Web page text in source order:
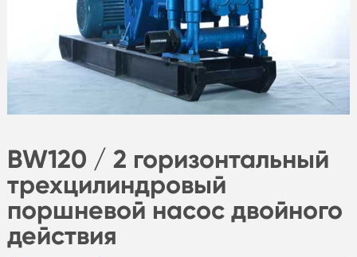
BW120 / 2 горизонтальный
трехцилиндровый
поршневой насос двойного
действия